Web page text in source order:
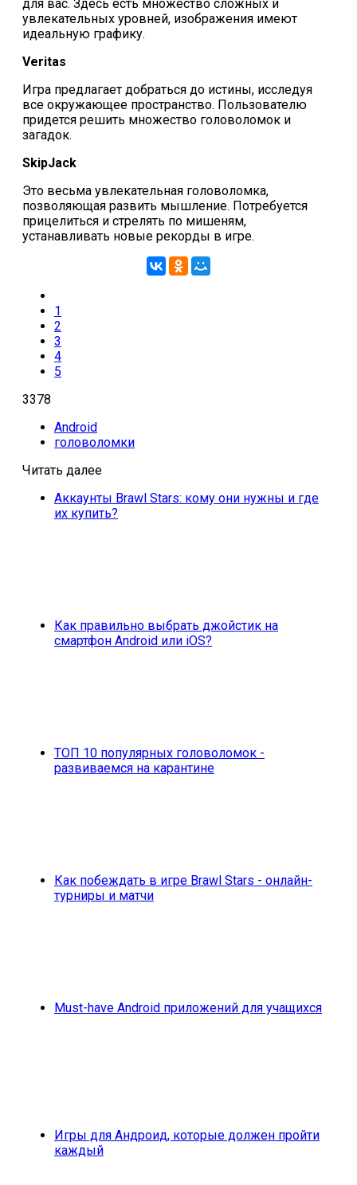
для вас. Здесь есть множество сложных и
увлекательных уровней, изображения имеют
идеальную графику.
Veritas
Игра предлагает добраться до истины, исследуя
все окружающее пространство. Пользователю
придется решить множество головоломок и
загадок.
SkipJack
Это весьма увлекательная головоломка,
позволяющая развить мышление. Потребуется
прицелиться и стрелять по мишеням,
устанавливать новые рекорды в игре.
1
2
3
4
5
3378
Android
головоломки
Читать далее
Аккаунты Brawl Stars: кому они нужны и где
их купить?
Как правильно выбрать джойстик на
смартфон Android или iOS?
ТОП 10 популярных головоломок -
развиваемся на карантине
Как побеждать в игре Brawl Stars - онлайн-
турниры и матчи
Must-have Android приложений для учащихся
Игры для Андроид, которые должен пройти
каждый